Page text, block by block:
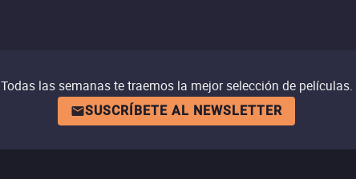
Todas las semanas te traemos la mejor selección de películas.
SUSCRÍBETE AL NEWSLETTER